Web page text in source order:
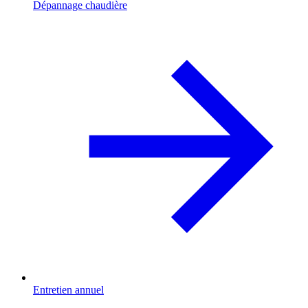
Dépannage chaudière
Entretien annuel